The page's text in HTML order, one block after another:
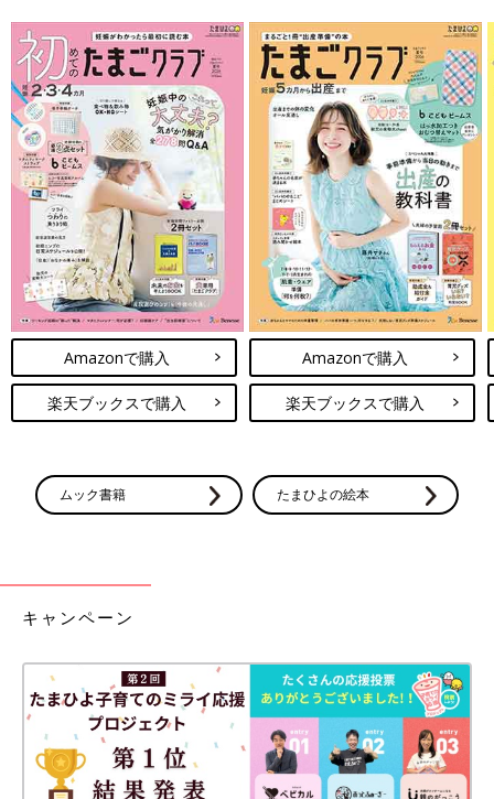
Amazonで購入
楽天ブックスで購入
Amazonで購入
楽天ブックスで購入
ムック書籍 たまひよの絵本
キャンペーン